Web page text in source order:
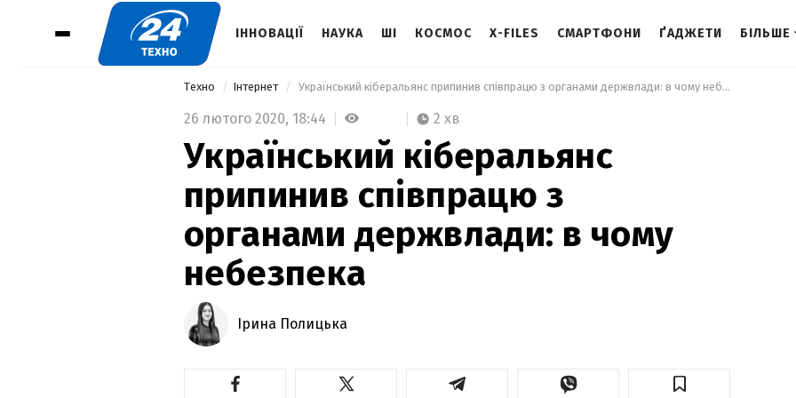
ІННОВАЦІЇ НАУКА ШІ КОСМОС X-FILES СМАРТФОНИ ҐАДЖЕТИ БІЛЬШЕ
Техно Інтернет Український кіберальянс припинив співпрацю з органами держвлади: в чому небезпека
26 лютого 2020, 18:44 2 хв
Український кіберальянс
припинив співпрацю з
органами держвлади: в чому
небезпека
Ірина Полицька